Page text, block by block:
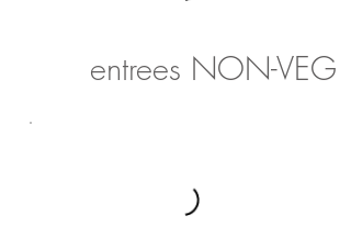
entrees NON-VEG